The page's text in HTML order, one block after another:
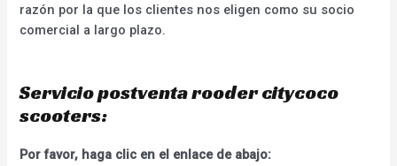
razón por la que los clientes nos eligen como su socio
comercial a largo plazo.
Servicio postventa rooder citycoco
scooters:
Por favor, haga clic en el enlace de abajo: